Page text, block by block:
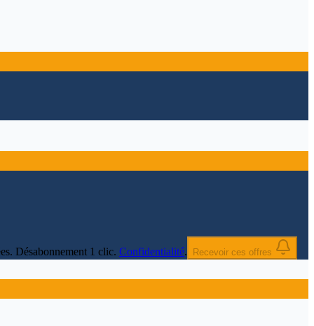
Désabonnement 1 clic. Confidentialité. Recevoir ces offres